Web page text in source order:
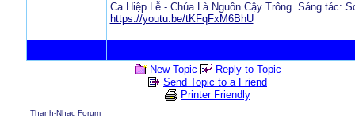
Ca Hiệp Lễ - Chúa Là Nguồn Cậy Trông. Sáng tác:
https://youtu.be/tKFqFxM6BhU
New Topic
Reply to Topic
Send Topic to a Friend
Printer Friendly
Thanh-Nhac Forum